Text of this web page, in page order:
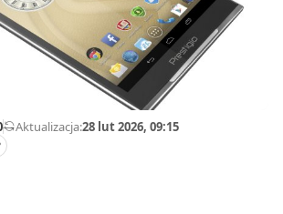
—Aktualizacja:28 lut 2026, 09:15